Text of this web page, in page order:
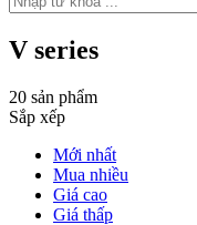
V series
20 sản phẩm
Sắp xếp
Mới nhất
Mua nhiều
Giá cao
Giá thấp